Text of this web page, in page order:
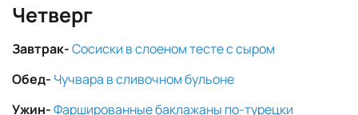
Четверг
Завтрак-Сосиски в слоеном тесте с сыром
Обед- Чучвара в сливочном бульоне
Ужин-Фаршированные баклажаны по-турецки